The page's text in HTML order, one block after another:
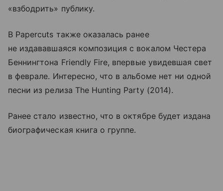
«взбодрить» публику.
В Papercuts также оказалась ранее
не издававшаяся композиция с вокалом Честера
Беннингтона Friendly Fire, впервые увидевшая свет
в феврале. Интересно, что в альбоме нет ни одной
песни из релиза The Hunting Party (2014).
Ранее стало известно, что в октябре будет издана
биографическая книга о группе.